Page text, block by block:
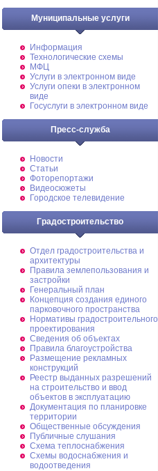
Муниципальные услуги
Информация
Технологические схемы
МФЦ
Услуги в электронном виде
Услуги опеки в электронном
виде
Госуслуги в электронном виде
Пресс-служба
Новости
Статьи
Фоторепортажи
Видеосюжеты
Городское телевидение
Градостроительство
Отдел градостроительства и
архитектуры
Правила землепользования и
застройки
Генеральный план
Концепция создания единого
парковочного пространства
Нормативы градостроительного
проектирования
Сведения об объектах
Правила благоустройства
Размещение рекламных
конструкций
Реестр выданных разрешений
на строительство и ввод
объектов в эксплуатацию
Документация по планировке
территории
Общественные обсуждения
Публичные слушания
Схема теплоснабжения
Схемы водоснабжения и
водоотведения